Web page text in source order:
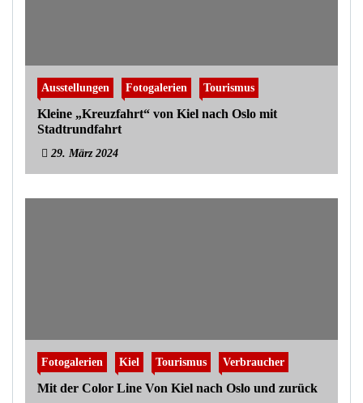
Ausstellungen Fotogalerien Tourismus
Kleine „Kreuzfahrt“ von Kiel nach Oslo mit
Stadtrundfahrt
29. März 2024
Fotogalerien Kiel Tourismus Verbraucher
Mit der Color Line Von Kiel nach Oslo und zurück